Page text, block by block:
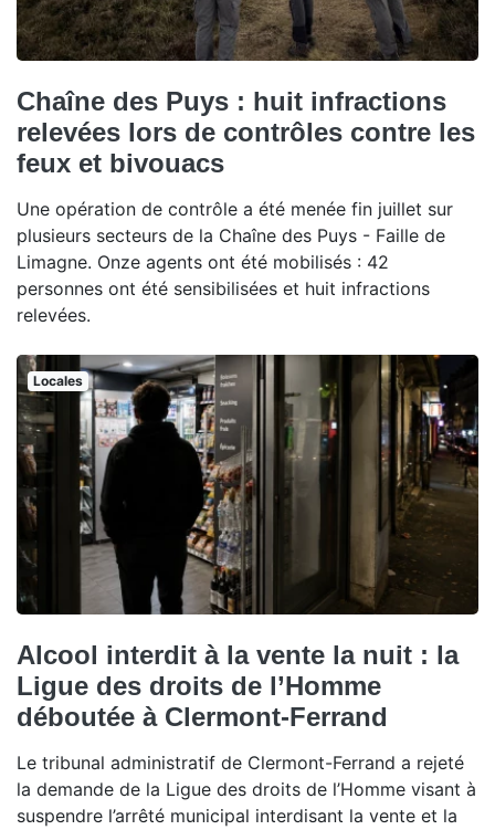
Chaîne des Puys : huit infractions
relevées lors de contrôles contre les
feux et bivouacs
Une opération de contrôle a été menée fin juillet sur
plusieurs secteurs de la Chaîne des Puys - Faille de
Limagne. Onze agents ont été mobilisés : 42
personnes ont été sensibilisées et huit infractions
relevées.
Locales
Alcool interdit à la vente la nuit : la
Ligue des droits de l’Homme
déboutée à Clermont-Ferrand
Le tribunal administratif de Clermont-Ferrand a rejeté
la demande de la Ligue des droits de l’Homme visant à
suspendre l’arrêté municipal interdisant la vente et la